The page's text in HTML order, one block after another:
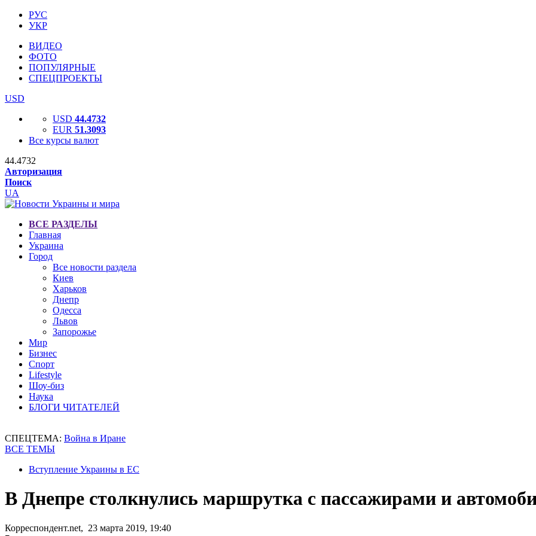
РУС
УКР
ВИДЕО
ФОТО
ПОПУЛЯРНЫЕ
СПЕЦПРОЕКТЫ
USD
USD 44.4732
EUR 51.3093
Все курсы валют
44.4732
Авторизация
Поиск
UA
ВСЕ РАЗДЕЛЫ
Главная
Украина
Город
Все новости раздела
Киев
Харьков
Днепр
Одесса
Львов
Запорожье
Мир
Бизнес
Спорт
Lifestyle
Шоу-биз
Наука
БЛОГИ ЧИТАТЕЛЕЙ
СПЕЦТЕМА: Война в Иране
ВСЕ ТЕМЫ
Вступление Украины в ЕС
В Днепре столкнулись маршрутка с пассажирами и
Корреспондент.net, 23 марта 2019, 19:40